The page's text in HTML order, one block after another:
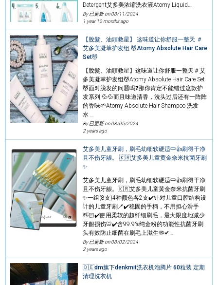
Detergent艾多美浓缩洗衣液Atomy Liquid…
By 已更新 on08/11/2024
1 year 12 months ago
【脫髮、油頭救星】 这味道让你舒服一整天 ＃
艾多美凝萃护发组 💆Atomy Absolute Hair Care
Set💆
【脫髮、油頭救星】这味道让你舒服一整天＃艾
多美凝萃护发组💆Atomy Absolute Hair Care Set
💆面对脱发的问题吗❓那你肯定不能错过这款护
发系列 💦💦而且味道清香，洗头过后还有一阵阵
的香味🌱Atomy Absolute Hair Shampoo 洗发
水 …
By 已更新 on08/05/2024
2 years ago
艾多美儿童牙刷，刷毛幼细软硬适中👍刷得干净
且不伤牙龈。 🇰🇷艾多美儿童黄金奈米抗菌牙刷
✨
艾多美儿童牙刷，刷毛幼细软硬适中👍刷得干净
且不伤牙龈。🇰🇷艾多美儿童黄金奈米抗菌牙刷
✨一组(8支)4种颜色各2支✔️针对儿童口腔结构设
计的儿童牙刷🪥✔️稳固的手柄，不用担心滑手
👋🏻✔️使用柔软的超纤细刷毛，最大限度地减少
牙龈损伤🦷✔️含99.9%纯金粉的功能性抗菌牙刷
头有效防止细菌在刷毛上滋生🦠✔…
By 已更新 on08/02/2024
2 years ago
🇩🇪dm旗下denkmit洗衣机泡腾片 60粒装 定期
清理洗衣机